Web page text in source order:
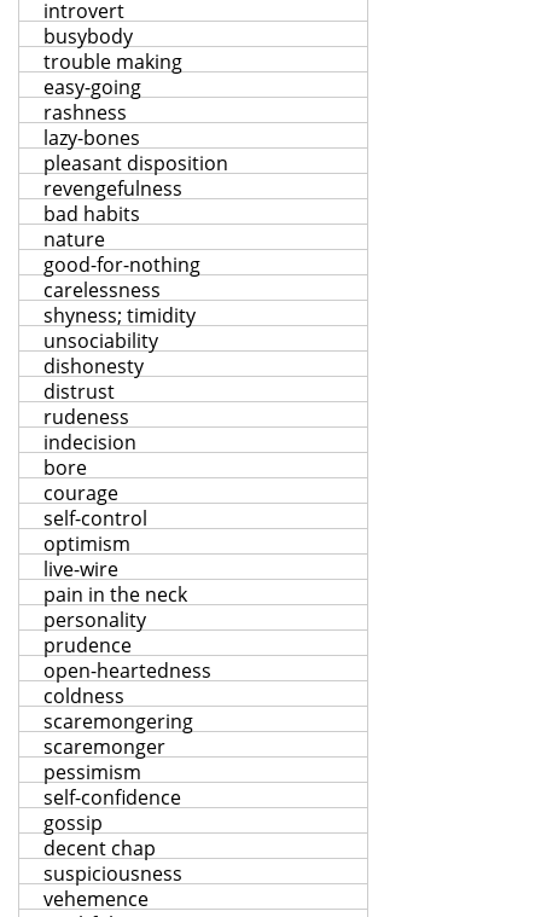
introvert
busybody
trouble making
easy-going
rashness
lazy-bones
pleasant disposition
revengefulness
bad habits
nature
good-for-nothing
carelessness
shyness; timidity
unsociability
dishonesty
distrust
rudeness
indecision
bore
courage
self-control
optimism
live-wire
pain in the neck
personality
prudence
open-heartedness
coldness
scaremongering
scaremonger
pessimism
self-confidence
gossip
decent chap
suspiciousness
vehemence